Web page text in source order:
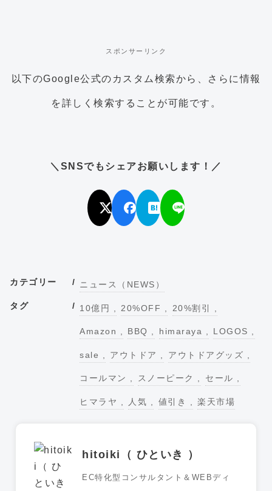
スポンサーリンク
以下のGoogle公式のカスタム検索から、さらに情報
を詳しく検索することが可能です。
＼SNSでもシェアお願いします！／
カテゴリー ニュース（NEWS）
タグ 10億円 20%OFF 20%割引
Amazon BBQ himaraya LOGOS
sale アウトドア アウトドアグッズ
コールマン スノーピーク セール
ヒマラヤ 人気 値引き 楽天市場
hitoiki（ ひといき ）
EC特化型コンサルタント＆WEBディ